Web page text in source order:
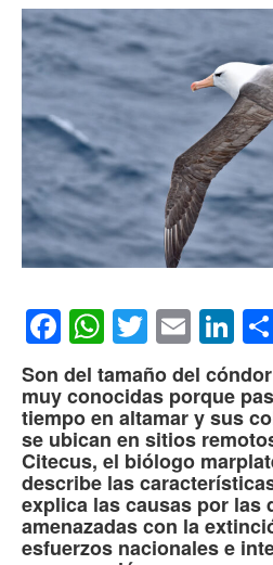
Facebook
WhatsApp
Twitter
Son del tamaño del
muy conocidas porque
tiempo en altamar y sus
se ubican en sitios
Citecus, el biólogo
describe las
explica las causas por las
amenazadas con la
esfuerzos nacionales e